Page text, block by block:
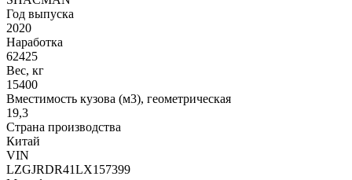
Год выпуска
2020
Наработка
62425
Вес, кг
15400
Вместимость кузова (м3), геометрическая
19,3
Страна производства
Китай
VIN
LZGJRDR41LX157399